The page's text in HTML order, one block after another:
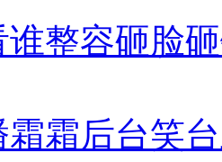
谁整容砸脸
霜霜后台笑